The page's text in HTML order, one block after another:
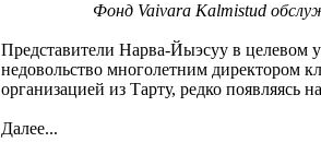
Фонд Vaivara Kalmistud
Представители Нарва-Йыэсуу в целевом
недовольство многолетним директором
организацией из Тарту, редко появляясь
Далее...